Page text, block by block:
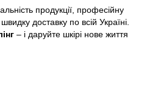
продукції, професійну
доставку по всій Україні.
– і даруйте шкірі нове життя